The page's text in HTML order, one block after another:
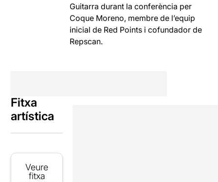
Guitarra durant la conferència per
Coque Moreno, membre de l’equip
inicial de Red Points i cofundador de
Repscan.
Fitxa
artística
Veure
fitxa